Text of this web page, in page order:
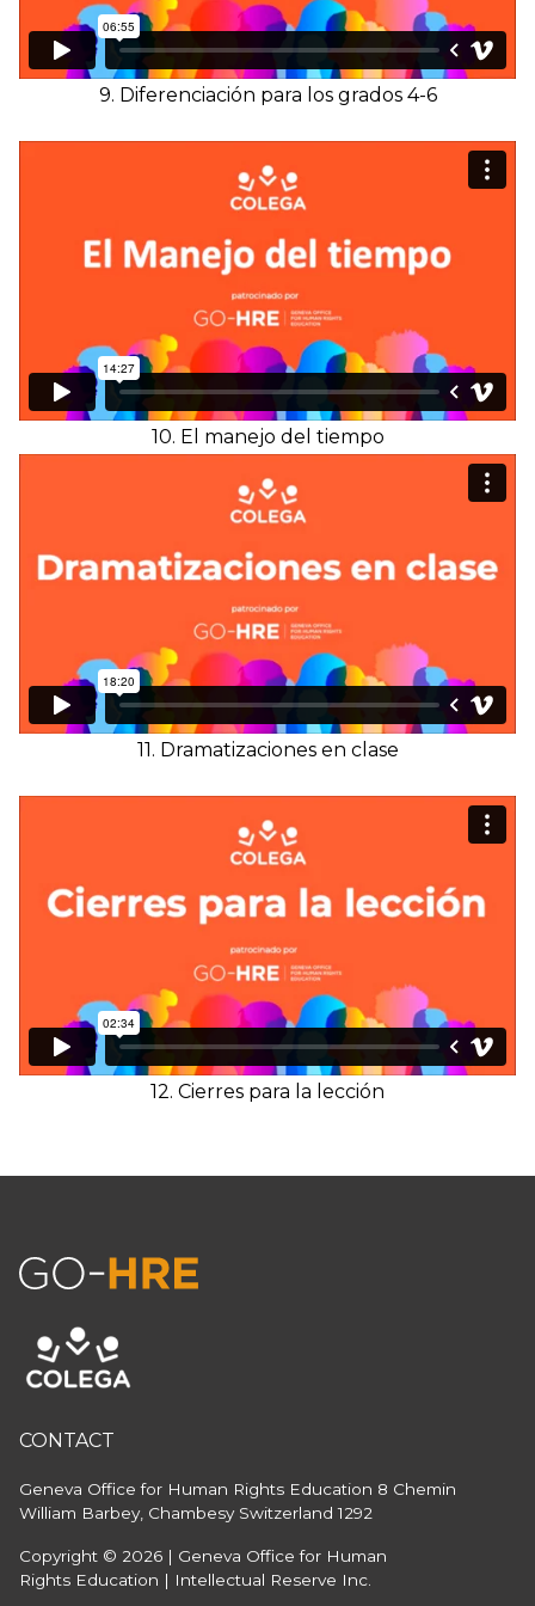
9. Diferenciación para los grados 4-6
10. El manejo del tiempo
11. Dramatizaciones en clase
12. Cierres para la lección
CONTACT
Geneva Office for Human Rights Education 8 Chemin
William Barbey, ChambesySwitzerland 1292
Copyright © 2026 | Geneva Office for Human
Rights Education | Intellectual Reserve Inc.